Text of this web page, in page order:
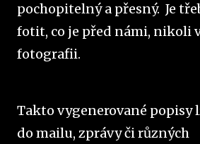
pochopitelný a přesný. Je
fotit, co je před námi, nikoli
fotografii.
Takto vygenerované popisy
do mailu, zprávy či různých